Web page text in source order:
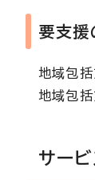
要支援
地域包括
地域包括
サー